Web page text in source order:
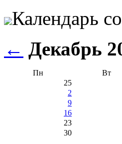
Календарь
← Декабрь
Пн Вт
25
2
9
16
23
30